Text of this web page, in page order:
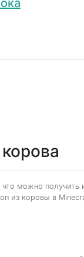
что можно получить
из коровы в